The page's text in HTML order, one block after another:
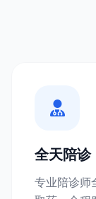
全天陪诊
专业陪诊师